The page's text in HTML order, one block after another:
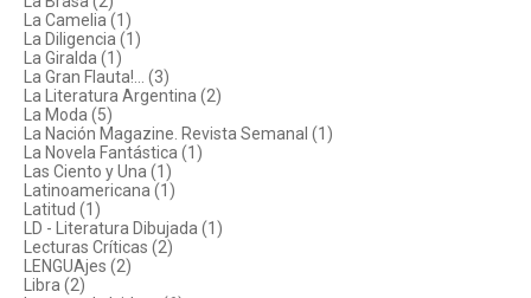
La Camelia (1)
La Diligencia (1)
La Giralda (1)
La Gran Flauta!... (3)
La Literatura Argentina (2)
La Moda (5)
La Nación Magazine. Revista Semanal (1)
La Novela Fantástica (1)
Las Ciento y Una (1)
Latinoamericana (1)
Latitud (1)
LD - Literatura Dibujada (1)
Lecturas Críticas (2)
LENGUAjes (2)
Libra (2)